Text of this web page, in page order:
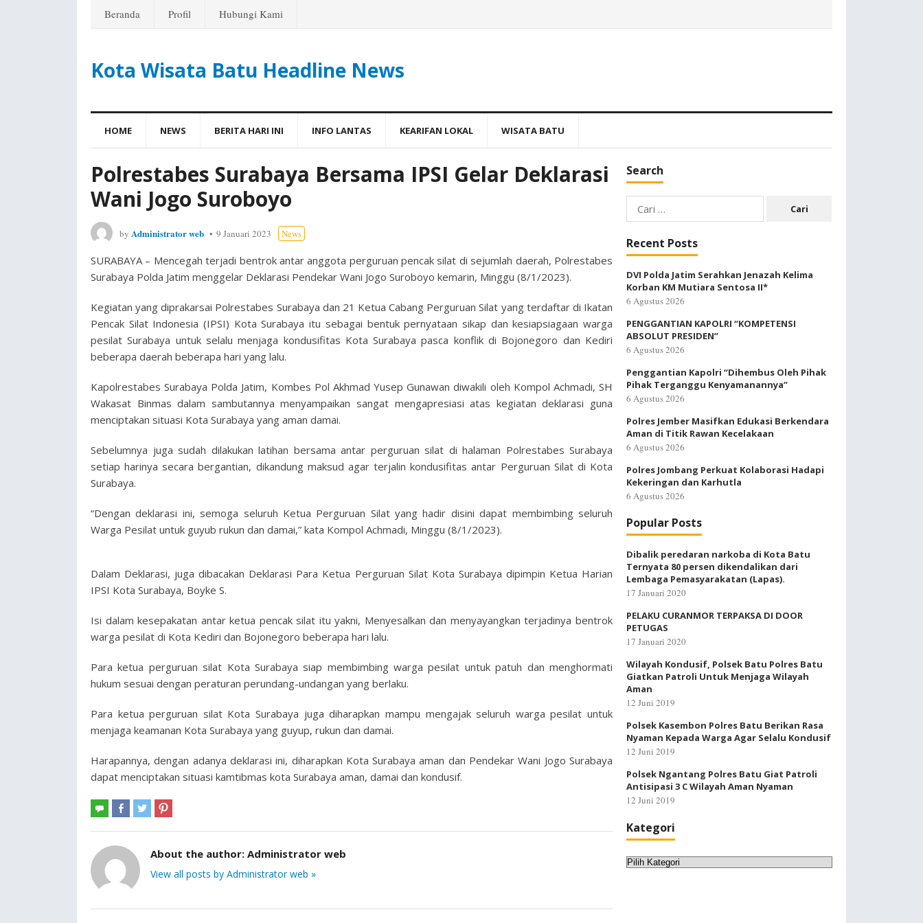
Beranda Profil Hubungi Kami
Kota Wisata Batu Headline News
HOME NEWS BERITA HARI INI INFO LANTAS KEARIFAN LOKAL WISATA BATU
Polrestabes Surabaya Bersama IPSI Gelar Deklarasi
Wani Jogo Suroboyo
by Administrator web 9 Januari 2023 News
SURABAYA – Mencegah terjadi bentrok antar anggota perguruan pencak silat di sejumlah daerah, Polrestabes
Surabaya Polda Jatim menggelar Deklarasi Pendekar Wani Jogo Suroboyo kemarin, Minggu (8/1/2023).
Kegiatan yang diprakarsai Polrestabes Surabaya dan 21 Ketua Cabang Perguruan Silat yang terdaftar di Ikatan
Pencak Silat Indonesia (IPSI) Kota Surabaya itu sebagai bentuk pernyataan sikap dan kesiapsiagaan warga
pesilat Surabaya untuk selalu menjaga kondusifitas Kota Surabaya pasca konflik di Bojonegoro dan Kediri
beberapa daerah beberapa hari yang lalu.
Kapolrestabes Surabaya Polda Jatim, Kombes Pol Akhmad Yusep Gunawan diwakili oleh Kompol Achmadi, SH
Wakasat Binmas dalam sambutannya menyampaikan sangat mengapresiasi atas kegiatan deklarasi guna
menciptakan situasi Kota Surabaya yang aman damai.
Sebelumnya juga sudah dilakukan latihan bersama antar perguruan silat di halaman Polrestabes Surabaya
setiap harinya secara bergantian, dikandung maksud agar terjalin kondusifitas antar Perguruan Silat di Kota
Surabaya.
“Dengan deklarasi ini, semoga seluruh Ketua Perguruan Silat yang hadir disini dapat membimbing seluruh
Warga Pesilat untuk guyub rukun dan damai,” kata Kompol Achmadi, Minggu (8/1/2023).
Dalam Deklarasi, juga dibacakan Deklarasi Para Ketua Perguruan Silat Kota Surabaya dipimpin Ketua Harian
IPSI Kota Surabaya, Boyke S.
Isi dalam kesepakatan antar ketua pencak silat itu yakni, Menyesalkan dan menyayangkan terjadinya bentrok
warga pesilat di Kota Kediri dan Bojonegoro beberapa hari lalu.
Para ketua perguruan silat Kota Surabaya siap membimbing warga pesilat untuk patuh dan menghormati
hukum sesuai dengan peraturan perundang-undangan yang berlaku.
Para ketua perguruan silat Kota Surabaya juga diharapkan mampu mengajak seluruh warga pesilat untuk
menjaga keamanan Kota Surabaya yang guyup, rukun dan damai.
Harapannya, dengan adanya deklarasi ini, diharapkan Kota Surabaya aman dan Pendekar Wani Jogo Surabaya
dapat menciptakan situasi kamtibmas kota Surabaya aman, damai dan kondusif.
About the author: Administrator web
View all posts by Administrator web »
Search
Cari
untuk:
Recent Posts
DVI Polda Jatim Serahkan Jenazah Kelima
Korban KM Mutiara Sentosa II*
6 Agustus 2026
PENGGANTIAN KAPOLRI “KOMPETENSI
ABSOLUT PRESIDEN”
6 Agustus 2026
Penggantian Kapolri “Dihembus Oleh Pihak
Pihak Terganggu Kenyamanannya”
6 Agustus 2026
Polres Jember Masifkan Edukasi Berkendara
Aman di Titik Rawan Kecelakaan
6 Agustus 2026
Polres Jombang Perkuat Kolaborasi Hadapi
Kekeringan dan Karhutla
6 Agustus 2026
Popular Posts
Dibalik peredaran narkoba di Kota Batu
Ternyata 80 persen dikendalikan dari
Lembaga Pemasyarakatan (Lapas).
17 Januari 2020
PELAKU CURANMOR TERPAKSA DI DOOR
PETUGAS
17 Januari 2020
Wilayah Kondusif, Polsek Batu Polres Batu
Giatkan Patroli Untuk Menjaga Wilayah
Aman
12 Juni 2019
Polsek Kasembon Polres Batu Berikan Rasa
Nyaman Kepada Warga Agar Selalu Kondusif
12 Juni 2019
Polsek Ngantang Polres Batu Giat Patroli
Antisipasi 3 C Wilayah Aman Nyaman
12 Juni 2019
Kategori
Kategori